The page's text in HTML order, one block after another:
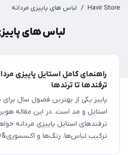
Havir Store
/ لباس های پاییزی مردانه
لباس های
راهنمای کامل استایل پاییزی
ترفندها تا ترندها
پاییز یکی از بهترین فصول سال برای
استایل و مد است. در این مقاله
ترفندهای استایل پاییزی مردانه
ترکیب لباس‌ها، رنگ‌ها و اکسسوری&zw...